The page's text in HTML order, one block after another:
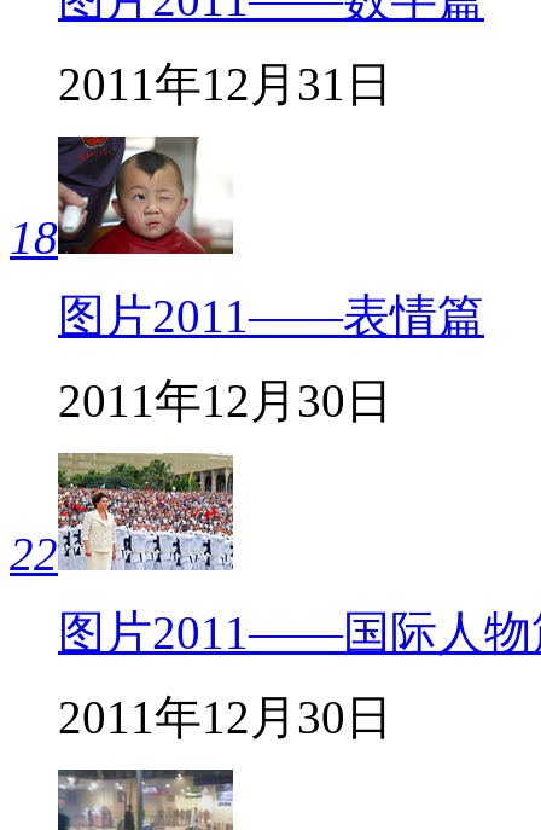
2011年12月31日
18
图片2011——表情篇
2011年12月30日
22
图片2011——国际人物
2011年12月30日